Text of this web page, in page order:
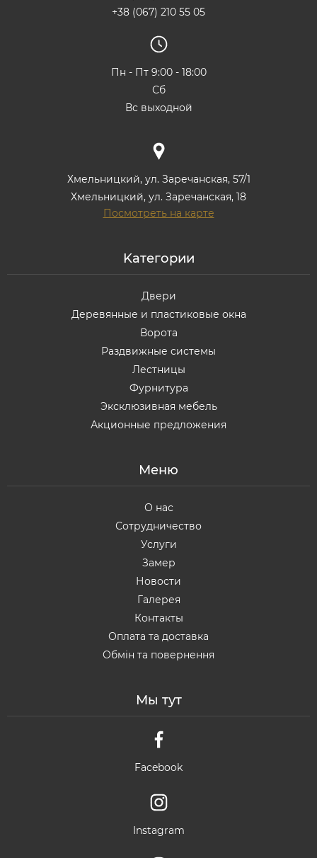
+38 (067) 210 55 05
Пн - Пт 9:00 - 18:00
Сб
Вс выходной
Хмельницкий, ул. Заречанская, 57/1
Хмельницкий, ул. Заречанская, 18
Посмотреть на карте
Kатегории
Двери
Деревянные и пластиковые окна
Ворота
Раздвижные системы
Лестницы
Фурнитура
Эксклюзивная мебель
Акционные предложения
Меню
О нас
Сотрудничество
Услуги
Замер
Новости
Галерея
Контакты
Оплата та доставка
Обмін та повернення
Мы тут
Facebook
Instagram